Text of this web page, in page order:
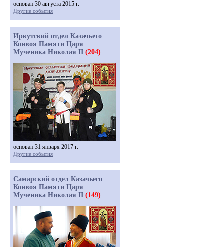
основан 30 августа 2015 г.
Другие события
Иркутский отдел Казачьего
Конвоя Памяти Царя
Мученика Николая II (204)
основан 31 января 2017 г.
Другие события
Самарский отдел Казачьего
Конвоя Памяти Царя
Мученика Николая II (149)